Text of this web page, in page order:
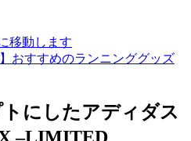
移動します
おすすめのランニンググッズ
にしたアディダス